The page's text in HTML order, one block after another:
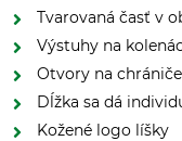
Tvarovaná časť v
Výstuhy na
Otvory na
Dĺžka sa dá
Kožené logo líšky